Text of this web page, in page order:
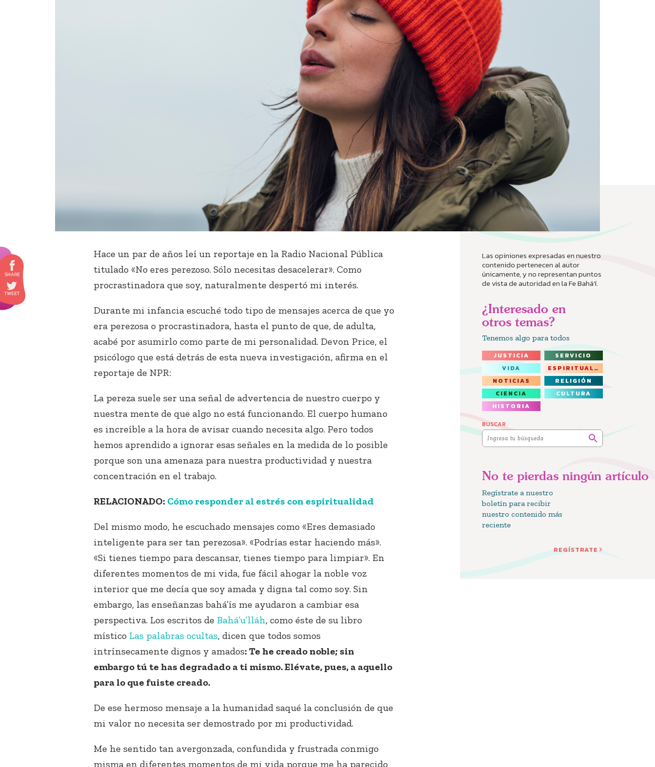
Las opiniones expresadas en nuestro
contenido pertenecen al autor
únicamente, y no representan puntos
de vista de autoridad en la Fe Bahá’í.
¿Interesado en
otros temas?
Tenemos algo para todos
JUSTICIA
SERVICIO
VIDA
ESPIRITUALIDAD
NOTICIAS
RELIGIÓN
CIENCIA
CULTURA
HISTORIA
BUSCAR
No te pierdas ningún artículo
Regístrate a nuestro
boletín para recibir
nuestro contenido más
reciente
REGÍSTRATE
Hace un par de años leí un reportaje en la Radio Nacional Pública
titulado «No eres perezoso. Sólo necesitas desacelerar». Como
procrastinadora que soy, naturalmente despertó mi interés.
Durante mi infancia escuché todo tipo de mensajes acerca de que yo
era perezosa o procrastinadora, hasta el punto de que, de adulta,
acabé por asumirlo como parte de mi personalidad. Devon Price, el
psicólogo que está detrás de esta nueva investigación, afirma en el
reportaje de NPR:
La pereza suele ser una señal de advertencia de nuestro cuerpo y
nuestra mente de que algo no está funcionando. El cuerpo humano
es increíble a la hora de avisar cuando necesita algo. Pero todos
hemos aprendido a ignorar esas señales en la medida de lo posible
porque son una amenaza para nuestra productividad y nuestra
concentración en el trabajo.
RELACIONADO: Cómo responder al estrés con espiritualidad
Del mismo modo, he escuchado mensajes como «Eres demasiado
inteligente para ser tan perezosa». «Podrías estar haciendo más».
«Si tienes tiempo para descansar, tienes tiempo para limpiar». En
diferentes momentos de mi vida, fue fácil ahogar la noble voz
interior que me decía que soy amada y digna tal como soy. Sin
embargo, las enseñanzas bahá’ís me ayudaron a cambiar esa
perspectiva. Los escritos de Bahá’u’lláh, como éste de su libro
místico Las palabras ocultas, dicen que todos somos
intrínsecamente dignos y amados: Te he creado noble; sin
embargo tú te has degradado a ti mismo. Elévate, pues, a aquello
para lo que fuiste creado.
De ese hermoso mensaje a la humanidad saqué la conclusión de que
mi valor no necesita ser demostrado por mi productividad.
Me he sentido tan avergonzada, confundida y frustrada conmigo
misma en diferentes momentos de mi vida porque me ha parecido
Conecta con